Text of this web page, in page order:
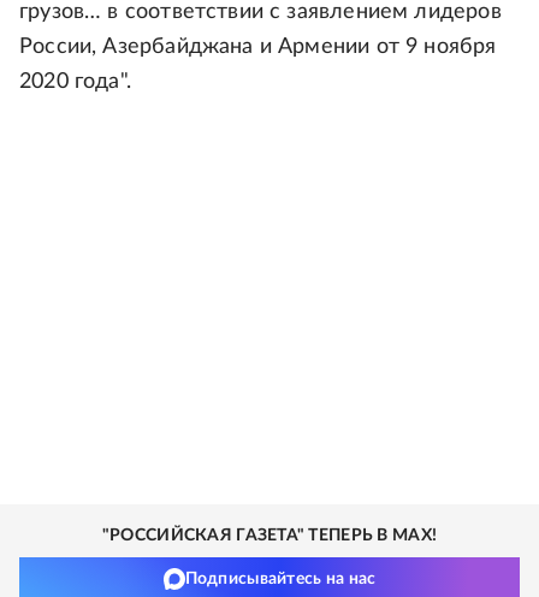
грузов… в соответствии с заявлением лидеров
России, Азербайджана и Армении от 9 ноября
2020 года".
"РОССИЙСКАЯ ГАЗЕТА" ТЕПЕРЬ В MAX!
Подписывайтесь на нас